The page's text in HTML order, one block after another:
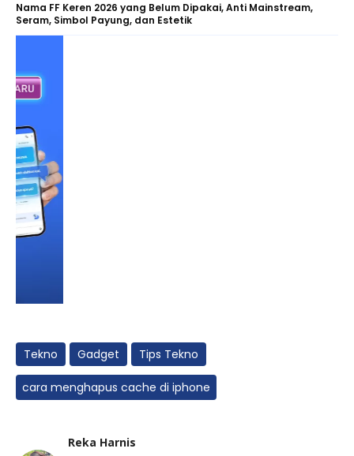
Nama FF Keren 2026 yang Belum Dipakai, Anti Mainstream,
Seram, Simbol Payung, dan Estetik
Tekno Gadget Tips Tekno
cara menghapus cache di iphone
Reka Harnis